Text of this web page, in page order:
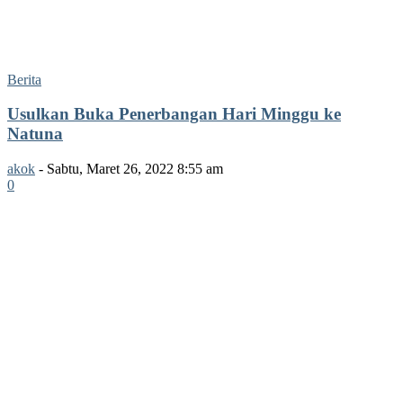
Berita
Usulkan Buka Penerbangan Hari Minggu ke
Natuna
akok - Sabtu, Maret 26, 2022 8:55 am
0